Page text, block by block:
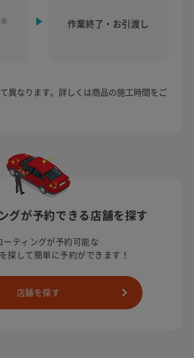
※ 作業終了・お引渡し
異なります。詳しくは商品の施工時間をご
グが予約できる店舗を探す
ーティングが予約可能な
探して簡単に予約ができます！
店舗を探す